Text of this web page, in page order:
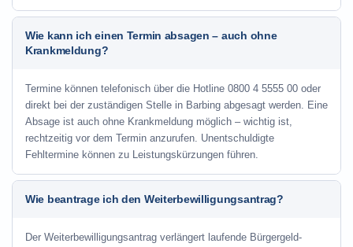
Wie kann ich einen Termin absagen – auch ohne
Krankmeldung?
Termine können telefonisch über die Hotline 0800 4 5555 00 oder
direkt bei der zuständigen Stelle in Barbing abgesagt werden. Eine
Absage ist auch ohne Krankmeldung möglich – wichtig ist,
rechtzeitig vor dem Termin anzurufen. Unentschuldigte
Fehltermine können zu Leistungskürzungen führen.
Wie beantrage ich den Weiterbewilligungsantrag?
Der Weiterbewilligungsantrag verlängert laufende Bürgergeld-